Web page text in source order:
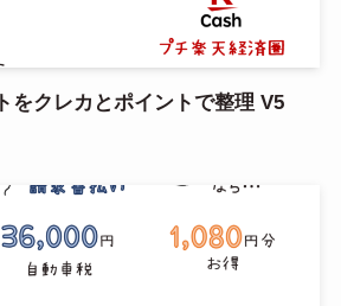
をクレカとポイントで整理 V5